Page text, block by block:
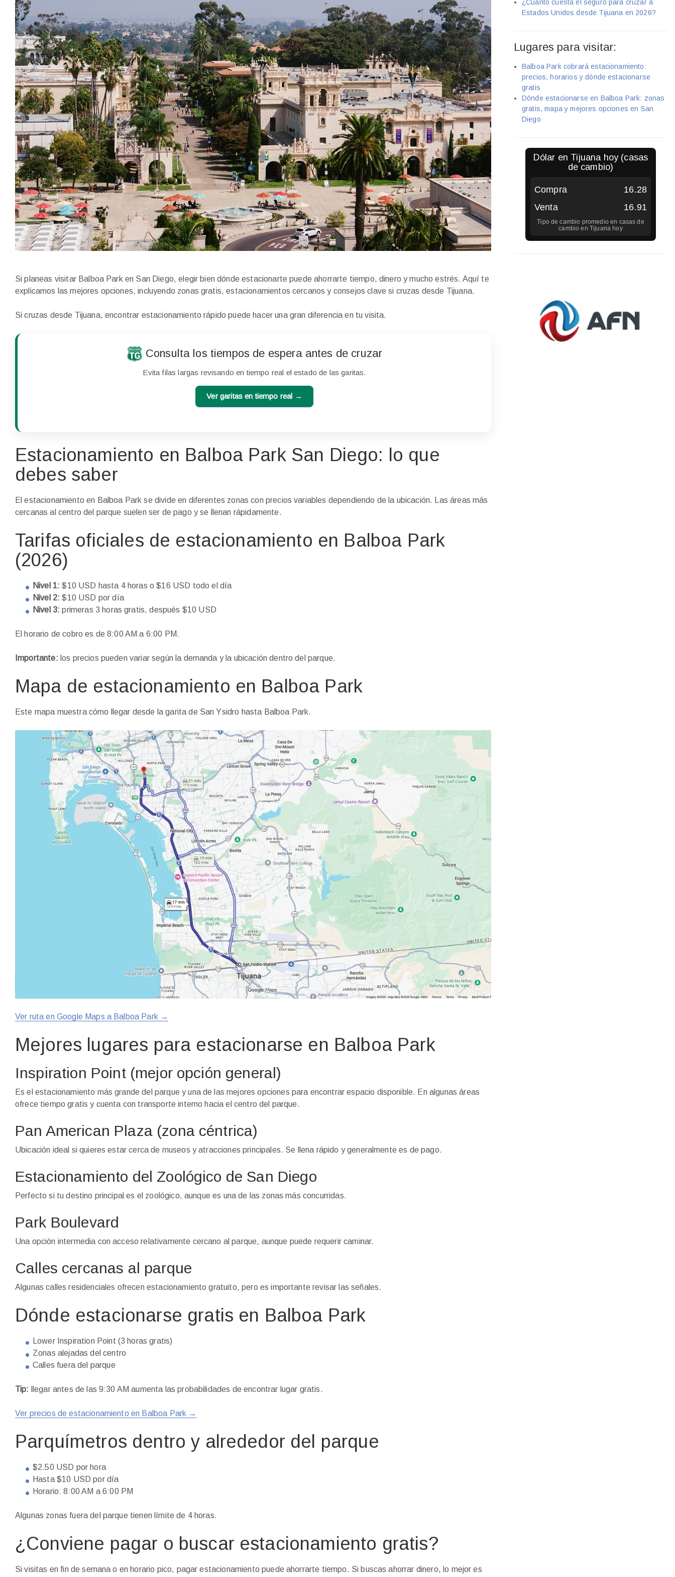
Si planeas visitar Balboa Park en San Diego, elegir bien dónde estacionarte puede ahorrarte tiempo, dinero y mucho estrés. Aquí te
explicamos las mejores opciones, incluyendo zonas gratis, estacionamientos cercanos y consejos clave si cruzas desde Tijuana.
Si cruzas desde Tijuana, encontrar estacionamiento rápido puede hacer una gran diferencia en tu visita.
Consulta los tiempos de espera antes de cruzar
Evita filas largas revisando en tiempo real el estado de las garitas.
Ver garitas en tiempo real →
Estacionamiento en Balboa Park San Diego: lo que
debes saber
El estacionamiento en Balboa Park se divide en diferentes zonas con precios variables dependiendo de la ubicación. Las áreas más
cercanas al centro del parque suelen ser de pago y se llenan rápidamente.
Tarifas oficiales de estacionamiento en Balboa Park
(2026)
Nivel 1: $10 USD hasta 4 horas o $16 USD todo el día
Nivel 2: $10 USD por día
Nivel 3: primeras 3 horas gratis, después $10 USD
El horario de cobro es de 8:00 AM a 6:00 PM.
Importante: los precios pueden variar según la demanda y la ubicación dentro del parque.
Mapa de estacionamiento en Balboa Park
Este mapa muestra cómo llegar desde la garita de San Ysidro hasta Balboa Park.
Ver ruta en Google Maps a Balboa Park →
Mejores lugares para estacionarse en Balboa Park
Inspiration Point (mejor opción general)
Es el estacionamiento más grande del parque y una de las mejores opciones para encontrar espacio disponible. En algunas áreas
ofrece tiempo gratis y cuenta con transporte interno hacia el centro del parque.
Pan American Plaza (zona céntrica)
Ubicación ideal si quieres estar cerca de museos y atracciones principales. Se llena rápido y generalmente es de pago.
Estacionamiento del Zoológico de San Diego
Perfecto si tu destino principal es el zoológico, aunque es una de las zonas más concurridas.
Park Boulevard
Una opción intermedia con acceso relativamente cercano al parque, aunque puede requerir caminar.
Calles cercanas al parque
Algunas calles residenciales ofrecen estacionamiento gratuito, pero es importante revisar las señales.
Dónde estacionarse gratis en Balboa Park
Lower Inspiration Point (3 horas gratis)
Zonas alejadas del centro
Calles fuera del parque
Tip: llegar antes de las 9:30 AM aumenta las probabilidades de encontrar lugar gratis.
Ver precios de estacionamiento en Balboa Park →
Parquímetros dentro y alrededor del parque
$2.50 USD por hora
Hasta $10 USD por día
Horario: 8:00 AM a 6:00 PM
Algunas zonas fuera del parque tienen límite de 4 horas.
¿Conviene pagar o buscar estacionamiento gratis?
Si visitas en fin de semana o en horario pico, pagar estacionamiento puede ahorrarte tiempo. Si buscas ahorrar dinero, lo mejor es
¿Cuánto cuesta el seguro para cruzar a
Estados Unidos desde Tijuana en 2026?
Lugares para visitar:
Balboa Park cobrará estacionamiento:
precios, horarios y dónde estacionarse
gratis
Dónde estacionarse en Balboa Park: zonas
gratis, mapa y mejores opciones en San
Diego
Dólar en Tijuanahoy (casas
de cambio)
Compra
16.28
Venta
16.91
Tipo de cambio promedio en casas de
cambio en Tijuana hoy